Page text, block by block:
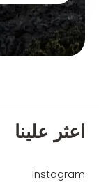
اعثر علينا
Instagram